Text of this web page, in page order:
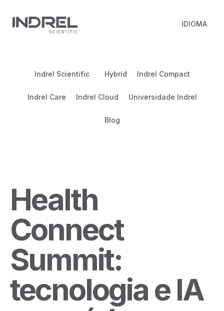
IDIOMA
Indrel Scientific Hybrid Indrel Compact
Indrel Care Indrel Cloud Universidade Indrel
Blog
Health
Connect
Summit:
tecnologia e IA